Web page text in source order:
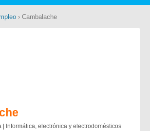
› Cambalache
| Informática, electrónica y electrodomésticos